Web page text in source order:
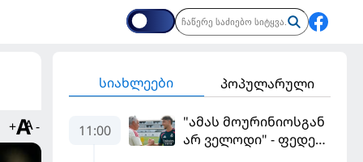
+ -
სიახლეები პოპულარული
11:00
"ამას მოურინიოსგან
არ ველოდი" - ფედე